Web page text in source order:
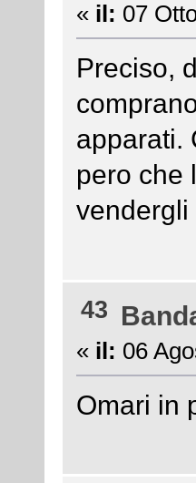
« il: 07
Preciso,
apparati.
pero che
vendergli
43
« il: 06
Omari in